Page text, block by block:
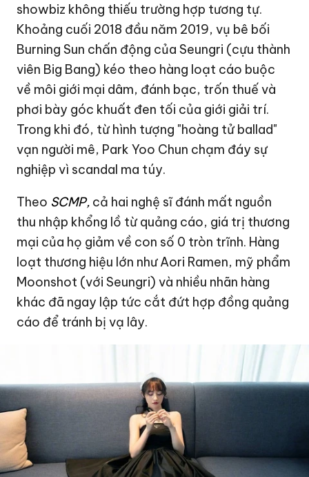
showbiz không thiếu trường hợp tương tự.
Khoảng cuối 2018 đầu năm 2019, vụ bê bối
Burning Sun chấn động củaSeungri (cựu thành
viên Big Bang) kéo theo hàng loạt cáo buộc
về môi giới mại dâm, đánh bạc, trốn thuế và
phơi bày góc khuất đen tối của giới giải trí.
Trong khi đó, từ hình tượng "hoàng tử ballad"
vạn người mê, Park Yoo Chun chạm đáy sự
nghiệp vì scandal ma túy.
Theo SCMP, cả hai nghệ sĩ đánh mất nguồn
thu nhập khổng lồ từ quảng cáo, giá trị thương
mại của họ giảm về con số 0 tròn trĩnh. Hàng
loạt thương hiệu lớn nhưAori Ramen, mỹ phẩm
Moonshot (với Seungri) và nhiều nhãn hàng
khác đã ngay lập tức cắt đứt hợp đồng quảng
cáo để tránh bị vạ lây.